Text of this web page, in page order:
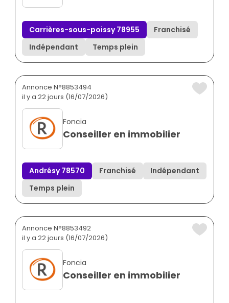
Carrières-sous-poissy 78955
Franchisé
Indépendant
Temps plein
Annonce N°8853494
il y a 22 jours (16/07/2026)
Foncia
Conseiller en immobilier
Andrésy 78570 Franchisé
Indépendant
Temps plein
Annonce N°8853492
il y a 22 jours (16/07/2026)
Foncia
Conseiller en immobilier